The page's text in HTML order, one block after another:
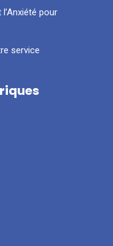
pour
service